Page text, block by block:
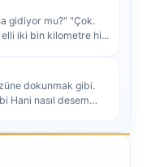
gidiyor mu?" "Çok.
iki bin kilometre hi...
dokunmak gibi.
Hani nasıl desem